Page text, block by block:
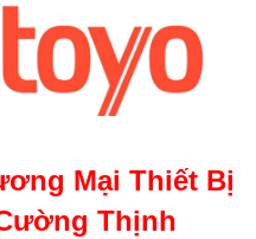
Mại Thiết Bị
Thịnh